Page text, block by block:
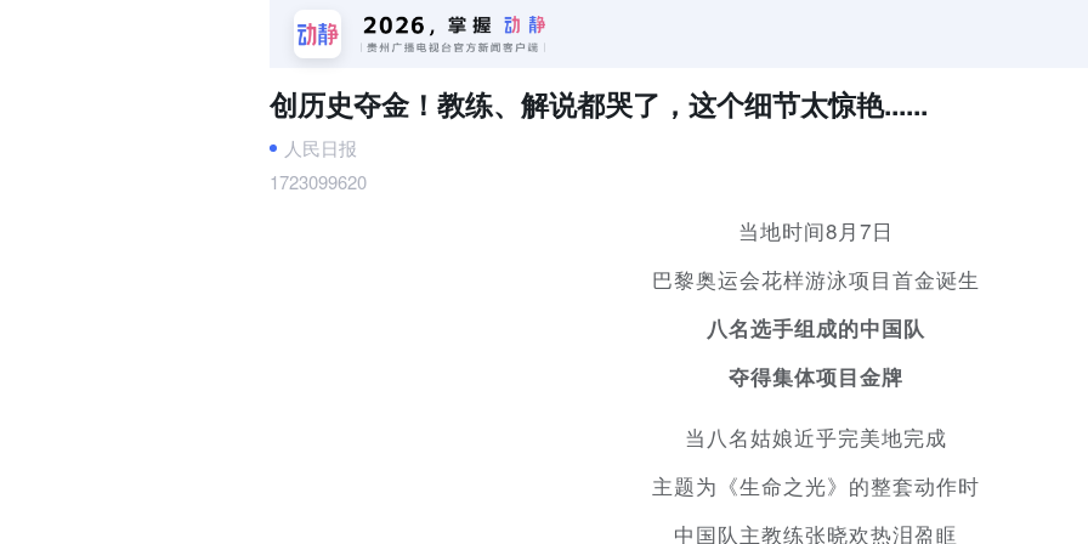
创历史夺金！教练、解说都哭了，这个细节太惊艳......
人民日报
1723099620
当地时间8月7日
巴黎奥运会花样游泳项目首金诞生
八名选手组成的中国队
夺得集体项目金牌
当八名姑娘近乎完美地完成
主题为《生命之光》的整套动作时
中国队主教练张晓欢热泪盈眶